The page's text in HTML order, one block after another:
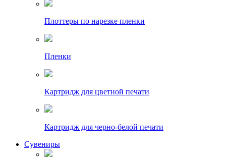
Плоттеры по нарезке пленки
Пленки
Картридж для цветной печати
Картридж для черно-белой печати
Сувениры